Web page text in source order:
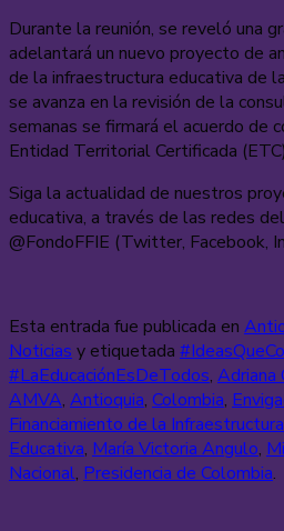
Durante la reunión, se reveló una
adelantará un nuevo proyecto de
de la infraestructura educativa de
se avanza en la revisión de la
semanas se firmará el acuerdo de
Entidad Territorial Certificada
Siga la actualidad de nuestros
educativa, a través de las redes
@FondoFFIE (Twitter, Facebook,
Esta entrada fue publicada en
Noticias y etiquetada
#LaEducaciónEsDeTodos, Adriana
AMVA, Antioquia, Colombia,
Financiamiento de la
Educativa, María Victoria Angulo,
Nacional, Presidencia de Colombia.